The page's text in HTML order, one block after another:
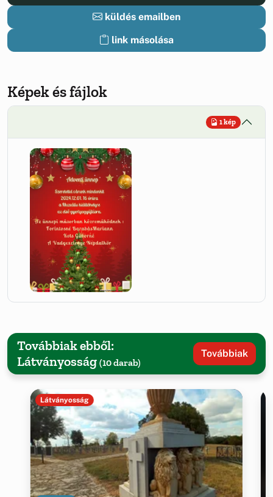
küldés emailben
link másolása
Képek és fájlok
1 kép
Továbbiak ebből:
Látványosság (10 darab)
Továbbiak
Látványosság